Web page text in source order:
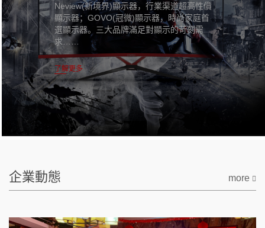
Neview(新境界)顯示器，行業渠道超高性價
顯示器；GOVO(冠微)顯示器，時尚家庭首
選顯示器。三大品牌滿足對顯示的苛刻需
求……
了解更多
企業動態 more